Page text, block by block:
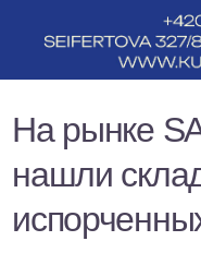
На рынке
нашли